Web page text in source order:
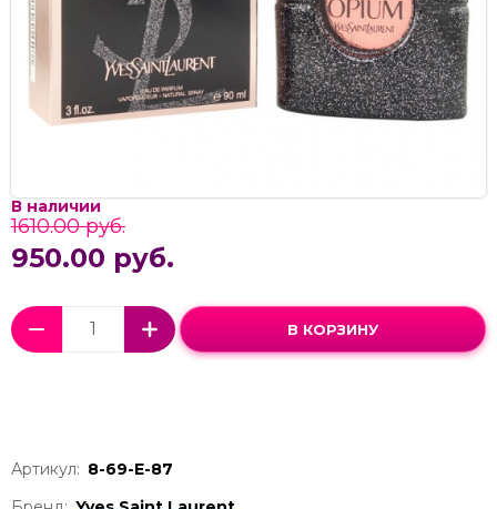
В наличии
1610.00 руб.
950.00 руб.
В КОРЗИНУ
Артикул: 8-69-Е-87